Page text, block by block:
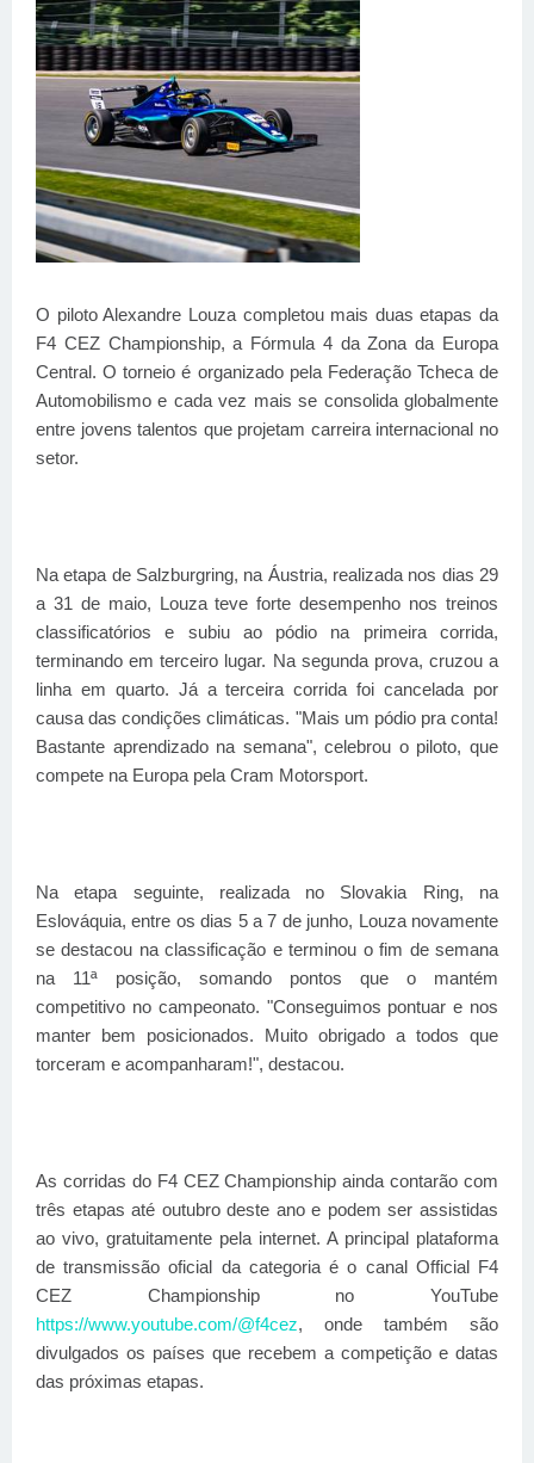
O piloto Alexandre Louza completou mais duas etapas da
F4 CEZ Championship, a Fórmula 4 da Zona da Europa
Central. O torneio é organizado pela Federação Tcheca de
Automobilismo e cada vez mais se consolida globalmente
entre jovens talentos que projetam carreira internacional no
setor.
Na etapa de Salzburgring, na Áustria, realizada nos dias 29
a 31 de maio, Louza teve forte desempenho nos treinos
classificatórios e subiu ao pódio na primeira corrida,
terminando em terceiro lugar. Na segunda prova, cruzou a
linha em quarto. Já a terceira corrida foi cancelada por
causa das condições climáticas. "Mais um pódio pra conta!
Bastante aprendizado na semana", celebrou o piloto, que
compete na Europa pela Cram Motorsport.
Na etapa seguinte, realizada no Slovakia Ring, na
Eslováquia, entre os dias 5 a 7 de junho, Louza novamente
se destacou na classificação e terminou o fim de semana
na 11ª posição, somando pontos que o mantém
competitivo no campeonato. "Conseguimos pontuar e nos
manter bem posicionados. Muito obrigado a todos que
torceram e acompanharam!", destacou.
As corridas do F4 CEZ Championship ainda contarão com
três etapas até outubro deste ano e podem ser assistidas
ao vivo, gratuitamente pela internet. A principal plataforma
de transmissão oficial da categoria é o canal Official F4
CEZ Championship no YouTube
https://www.youtube.com/@f4cez, onde também são
divulgados os países que recebem a competição e datas
das próximas etapas.